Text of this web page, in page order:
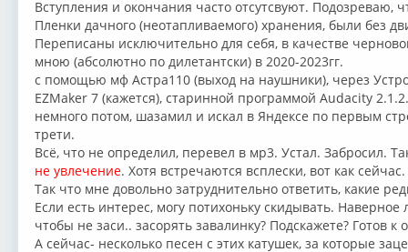
Вступления и окончания часто отсутсвуют. Подозреваю,
Пленки дачного (неотапливаемого) хранения, были без
Переписаны исключительно для себя, в качестве
мною (абсолютно по дилетантски) в 2020-2023гг.
с помощью мф Астра110 (выход на наушники), через
EZMaker 7 (кажется), старинной программой Audacity
немного потом, шазамил и искал в Яндексе по первым
трети.
Всё, что не определил, перевел в мр3. Устал. Забросил.
не увлечение. Хотя встречаются всплески, вот как сейчас.
Так что мне довольно затруднительно ответить, какие
Если есть интерес, могу потихоньку скидывать.
чтобы не заси.. засорять завалинку? Подскажете? Готов
А сейчас- несколько песен с этих катушек, за которые